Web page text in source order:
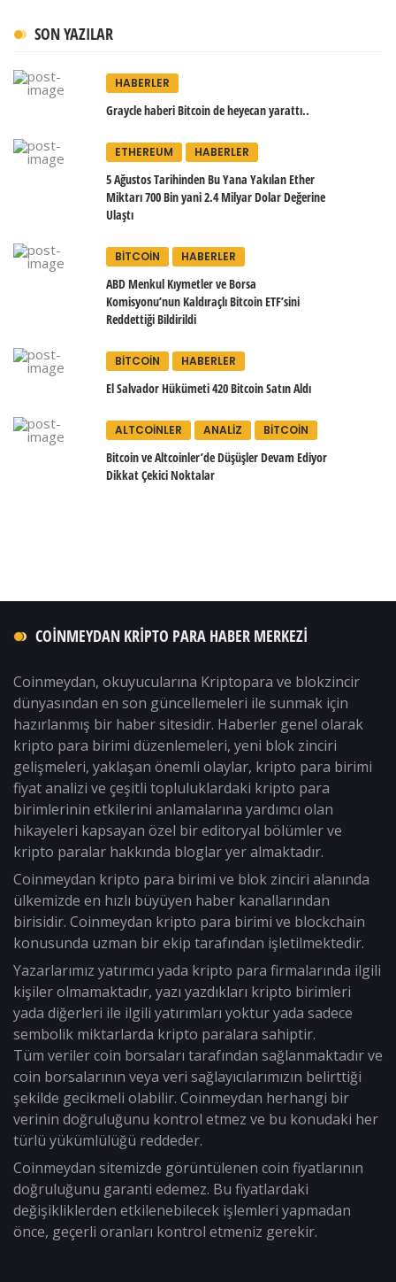
SON YAZILAR
HABERLER
Graycle haberi Bitcoin de heyecan yarattı..
ETHEREUM HABERLER
5 Ağustos Tarihinden Bu Yana Yakılan Ether
Miktarı 700 Bin yani 2.4 Milyar Dolar Değerine
Ulaştı
BITCOIN HABERLER
ABD Menkul Kıymetler ve Borsa
Komisyonu’nun Kaldıraçlı Bitcoin ETF’sini
Reddettiği Bildirildi
BITCOIN HABERLER
El Salvador Hükümeti 420 Bitcoin Satın Aldı
ALTCOINLER ANALIZ BITCOIN
Bitcoin ve Altcoinler’de Düşüşler Devam Ediyor
Dikkat Çekici Noktalar
COINMEYDAN KRIPTO PARA HABER MERKEZI
Coinmeydan, okuyucularına Kriptopara ve blokzincir
dünyasından en son güncellemeleri ile sunmak için
hazırlanmış bir haber sitesidir. Haberler genel olarak
kripto para birimi düzenlemeleri, yeni blok zinciri
gelişmeleri, yaklaşan önemli olaylar, kripto para birimi
fiyat analizi ve çeşitli topluluklardaki kripto para
birimlerinin etkilerini anlamalarına yardımcı olan
hikayeleri kapsayan özel bir editoryal bölümler ve
kripto paralar hakkında bloglar yer almaktadır.
Coinmeydan kripto para birimi ve blok zinciri alanında
ülkemizde en hızlı büyüyen haber kanallarından
birisidir. Coinmeydan kripto para birimi ve blockchain
konusunda uzman bir ekip tarafından işletilmektedir.
Yazarlarımız yatırımcı yada kripto para firmalarında ilgili
kişiler olmamaktadır, yazı yazdıkları kripto birimleri
yada diğerleri ile ilgili yatırımları yoktur yada sadece
sembolik miktarlarda kripto paralara sahiptir.
Tüm veriler coin borsaları tarafından sağlanmaktadır ve
coin borsalarının veya veri sağlayıcılarımızın belirttiği
şekilde gecikmeli olabilir. Coinmeydan herhangi bir
verinin doğruluğunu kontrol etmez ve bu konudaki her
türlü yükümlülüğü reddeder.
Coinmeydan sitemizde görüntülenen coin fiyatlarının
doğruluğunu garanti edemez. Bu fiyatlardaki
değişikliklerden etkilenebilecek işlemleri yapmadan
önce, geçerli oranları kontrol etmeniz gerekir.